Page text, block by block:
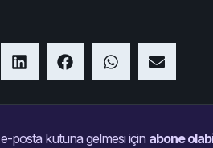
posta kutuna gelmesi için abone